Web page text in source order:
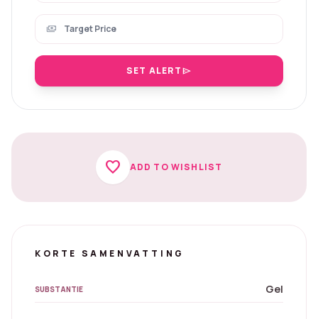
payments
SET ALERTsend
favorite ADD TO WISHLIST
KORTE SAMENVATTING
SUBSTANTIE Gel